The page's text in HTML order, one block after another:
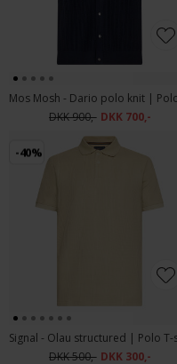
DKK 900,- DKK 700,-
-40%
DKK 500,- DKK 300,-